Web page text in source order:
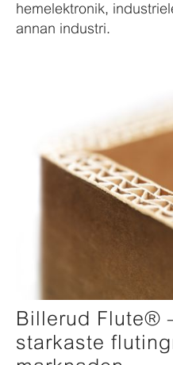
hemelektronik,
annan industri.
Billerud Flute®
starkaste